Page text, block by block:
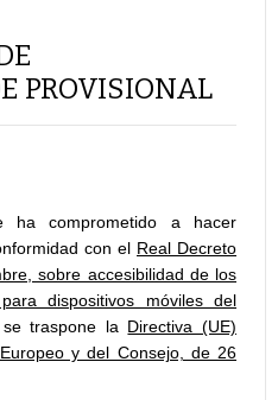
PROVISIONAL
ha comprometido a hacer
con el Real Decreto
sobre accesibilidad de los
dispositivos móviles del
traspone la Directiva (UE)
y del Consejo, de 26